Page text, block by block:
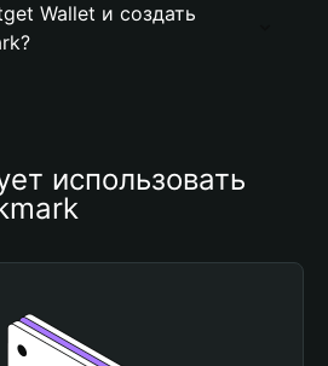
Wallet и создать
использовать